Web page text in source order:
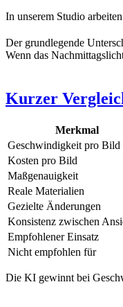
In unserem Studio
Der grundlegende
Wenn das
Kurzer
Merkmal
Geschwindigkeit pro Bild
Kosten pro Bild
Maßgenauigkeit
Reale Materialien
Gezielte Änderungen
Konsistenz zwischen
Empfohlener Einsatz
Nicht empfohlen für
Die KI gewinnt bei